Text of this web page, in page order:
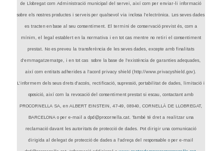
de Llobregat com Administració municipal del servei, així com per enviar-li informació
sobre els nostres productes i serveis per qualsevol via inclosa l’electrònica. Les seves dades
es tracten en base al seu consentiment. El termini de conservació previst és, com a
mínim, el legal establert en la normativa i en tot cas mentre no retiri el consentiment
prestat. No es preveu la transferència de les seves dades, excepte amb finalitats
d’emmagatzematge, i en tot cas sobre la base de l’existència de garanties adequades,
així com entitats adherides a l’acord privacy shield (http://www.privacyshield.gov).
L’informem dels seus drets d’accés, rectificació, supressió, portabilitat de dades, limitació i
oposició, així com la revocació del consentiment prestat si escau, contactant amb
PROCORNELLA SA, en ALBERT EINSTEIN, 47-49, 08940, CORNELLÀ DE LLOBREGAT,
BARCELONA o per e-mail a dpd@procornella.cat. També té dret a realitzar una
reclamació davant les autoritats de protecció de dades. Pot dirigir una comunicació
dirigida al delegat de protecció de dades a l’adreça del responsable o per e-mail